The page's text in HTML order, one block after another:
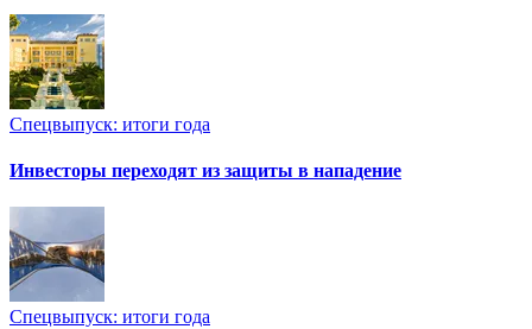
Спецвыпуск: итоги года
Инвесторы переходят из защиты в нападение
Спецвыпуск: итоги года